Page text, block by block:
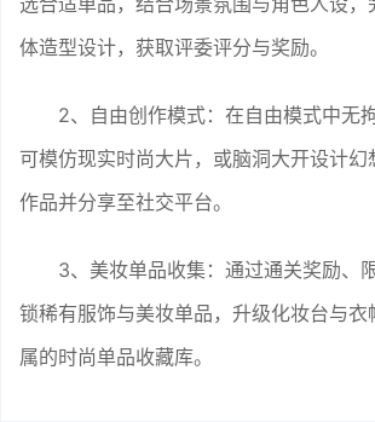
体造型设计，获取评委评分与奖励。
2、自由创作模式：在自由模式中无
可模仿现实时尚大片，或脑洞大开设计
作品并分享至社交平台。
3、美妆单品收集：通过通关奖励、
锁稀有服饰与美妆单品，升级化妆台与衣
属的时尚单品收藏库。